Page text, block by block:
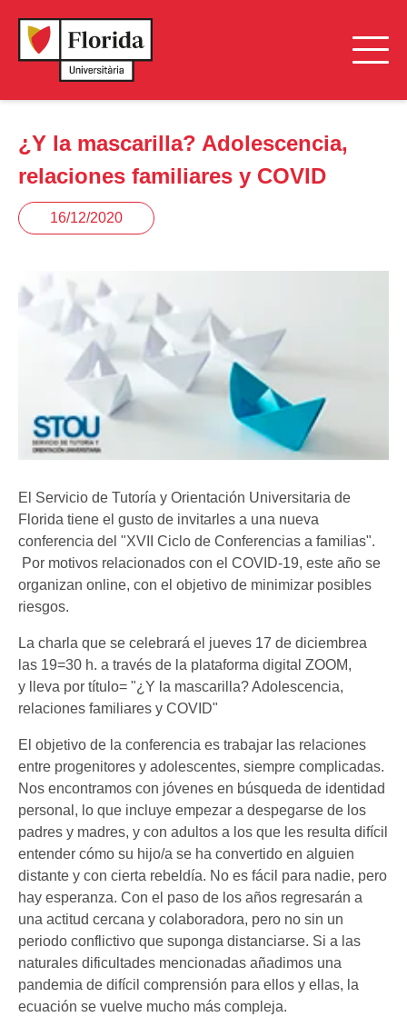
¿Y la mascarilla? Adolescencia,
relaciones familiares y COVID
16/12/2020
El Servicio de Tutoría y Orientación Universitaria de
Florida tiene el gusto de invitarles a una nueva
conferencia del "XVII Ciclo de Conferencias a familias".
Por motivos relacionados con el COVID-19, este año se
organizan online, con el objetivo de minimizar posibles
riesgos.
La charla que se celebrará el jueves 17 de diciembrea
las 19=30 h. a través de la plataforma digital ZOOM,
y lleva por título= "¿Y la mascarilla? Adolescencia,
relaciones familiares y COVID"
El objetivo de la conferencia es trabajar las relaciones
entre progenitores y adolescentes, siempre complicadas.
Nos encontramos con jóvenes en búsqueda de identidad
personal, lo que incluye empezar a despegarse de los
padres y madres, y con adultos a los que les resulta difícil
entender cómo su hijo/a se ha convertido en alguien
distante y con cierta rebeldía. No es fácil para nadie, pero
hay esperanza. Con el paso de los años regresarán a
una actitud cercana y colaboradora, pero no sin un
periodo conflictivo que suponga distanciarse. Si a las
naturales dificultades mencionadas añadimos una
pandemia de difícil comprensión para ellos y ellas, la
ecuación se vuelve mucho más compleja.